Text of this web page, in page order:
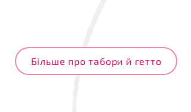
Більше про табори й гетто